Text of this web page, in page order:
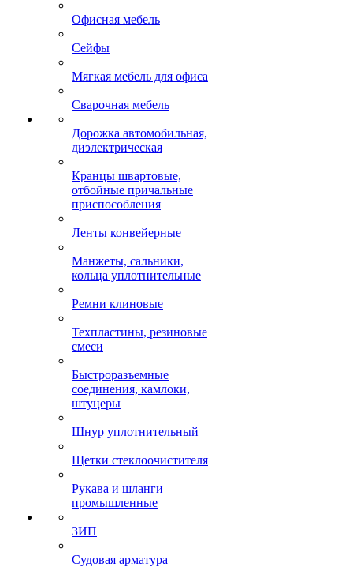
Офисная мебель
Сейфы
Мягкая мебель для офиса
Сварочная мебель
Дорожка автомобильная,
диэлектрическая
Кранцы швартовые,
отбойные причальные
приспособления
Ленты конвейерные
Манжеты, сальники,
кольца уплотнительные
Ремни клиновые
Техпластины, резиновые
смеси
Быстроразъемные
соединения, камлоки,
штуцеры
Шнур уплотнительный
Щетки стеклоочистителя
Рукава и шланги
промышленные
ЗИП
Судовая арматура